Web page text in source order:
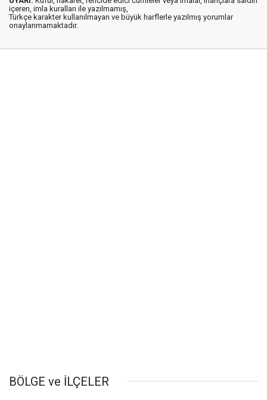
içeren, imla kuralları ile yazılmamış,
Türkçe karakter kullanılmayan ve büyük harflerle yazılmış yorumlar
onaylanmamaktadır.
BÖLGE ve İLÇELER